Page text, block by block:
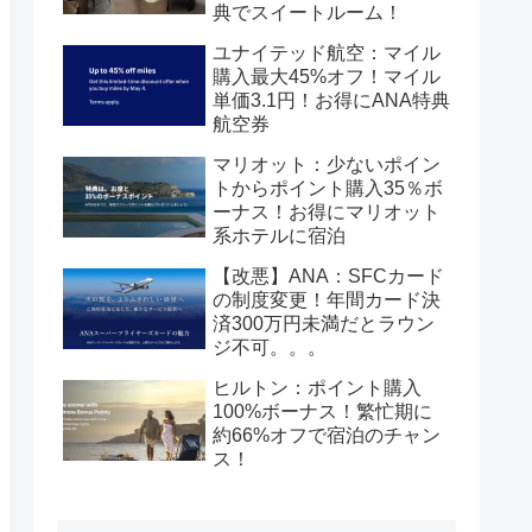
典でスイートルーム！
ユナイテッド航空：マイル
購入最大45%オフ！マイル
単価3.1円！お得にANA特典
航空券
マリオット：少ないポイン
トからポイント購入35％ボ
ーナス！お得にマリオット
系ホテルに宿泊
【改悪】ANA：SFCカード
の制度変更！年間カード決
済300万円未満だとラウン
ジ不可。。。
ヒルトン：ポイント購入
100%ボーナス！繁忙期に
約66%オフで宿泊のチャン
ス！